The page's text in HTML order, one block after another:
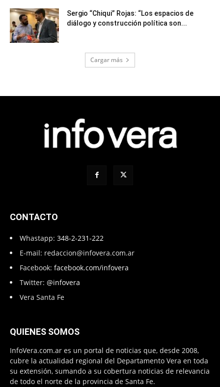
Sergio “Chiqui” Rojas: “Los espacios de
diálogo y construcción política son...
Cargar más
CONTACTO
Whastapp: 348-2-231-222
E-mail: redaccion@infovera.com.ar
Facebook: facebook.com/infovera
Twitter: @infovera
Vera Santa Fe
QUIENES SOMOS
InfoVera.com.ar es un portal de noticias que, desde 2008,
cubre la actualidad regional del Departamento Vera en toda
su extensión, sumando a su cobertura noticias de relevancia
de todo el norte de la provincia de Santa Fe.